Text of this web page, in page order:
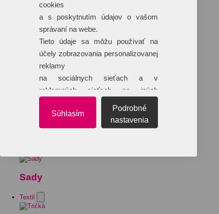
Sady
Textil
cookies
a s poskytnutím údajov o vašom
správaní na webe.
Tieto údaje sa môžu používať na
účely zobrazovania personalizovanej
reklamy
na sociálnych sieťach a v
reklamných sieťach na iných
Súhlasím
Podrobné
nastavenia